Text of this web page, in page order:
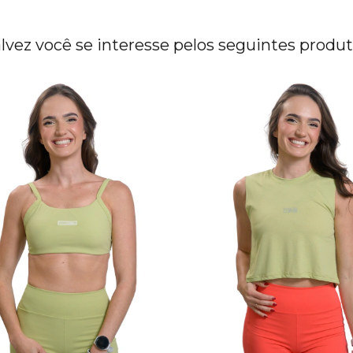
você se interesse pelos seguintes